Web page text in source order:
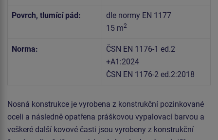
Povrch, tlumící pád:
dle normy EN 1177
15 m2
Norma:
ČSN EN 1176-1 ed.2
+A1:2024
ČSN EN 1176-2 ed.2:2018
Nosná konstrukce je vyrobena z konstrukční pozinkované
oceli a následně opatřena práškovou vypalovací barvou a
veškeré další kovové časti jsou vyrobeny z konstrukční